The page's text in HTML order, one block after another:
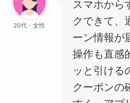
20代・女性
スマホから
クできて、
ーン情報が
操作も直感
ッと引ける
クーポンの